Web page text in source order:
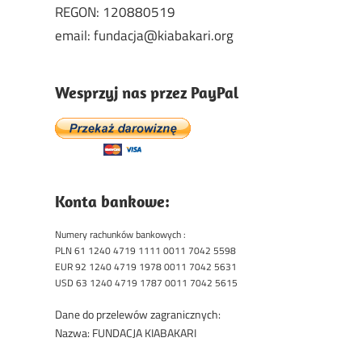
REGON: 120880519
email: fundacja@kiabakari.org
Wesprzyj nas przez PayPal
Konta bankowe:
Numery rachunków bankowych :
PLN 61 1240 4719 1111 0011 7042 5598
EUR 92 1240 4719 1978 0011 7042 5631
USD 63 1240 4719 1787 0011 7042 5615
Dane do przelewów zagranicznych:
Nazwa: FUNDACJA KIABAKARI